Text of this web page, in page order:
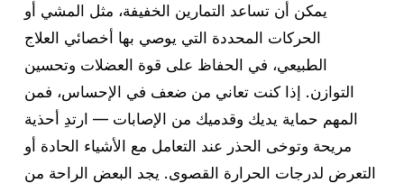
يمكن أن تساعد التمارين الخفيفة، مثل المشي أو
الحركات المحددة التي يوصي بها أخصائي العلاج
الطبيعي، في الحفاظ على قوة العضلات وتحسين
التوازن. إذا كنت تعاني من ضعف في الإحساس، فمن
المهم حماية يديك وقدميك من الإصابات — ارتدِ أحذية
مريحة وتوخى الحذر عند التعامل مع الأشياء الحادة أو
التعرض لدرجات الحرارة القصوى. يجد البعض الراحة من